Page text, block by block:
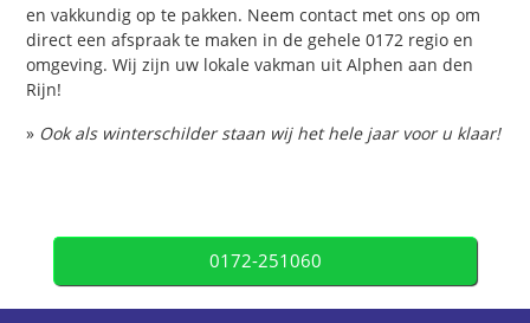
en vakkundig op te pakken. Neem contact met ons op om
direct een afspraak te maken in de gehele 0172 regio en
omgeving. Wij zijn uw lokale vakman uit Alphen aan den
Rijn!
» Ook als winterschilder staan wij het hele jaar voor u klaar!
0172-251060